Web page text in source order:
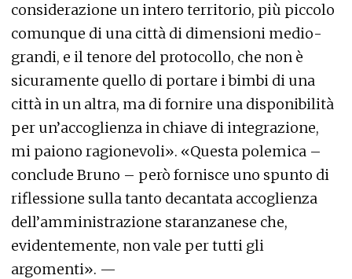
considerazione un intero territorio, più piccolo
comunque di una città di dimensioni medio-
grandi, e il tenore del protocollo, che non è
sicuramente quello di portare i bimbi di una
città in un altra, ma di fornire una disponibilità
per un’accoglienza in chiave di integrazione,
mi paiono ragionevoli». «Questa polemica –
conclude Bruno – però fornisce uno spunto di
riflessione sulla tanto decantata accoglienza
dell’amministrazione staranzanese che,
evidentemente, non vale per tutti gli
argomenti». —